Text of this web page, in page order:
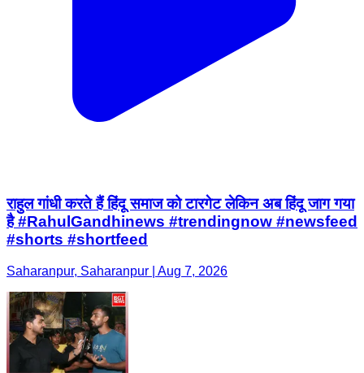
राहुल गांधी करते हैं हिंदू समाज को टारगेट लेकिन अब हिंदू जाग गया
है #RahulGandhinews #trendingnow #newsfeed
#shorts #shortfeed
Saharanpur, Saharanpur | Aug 7, 2026